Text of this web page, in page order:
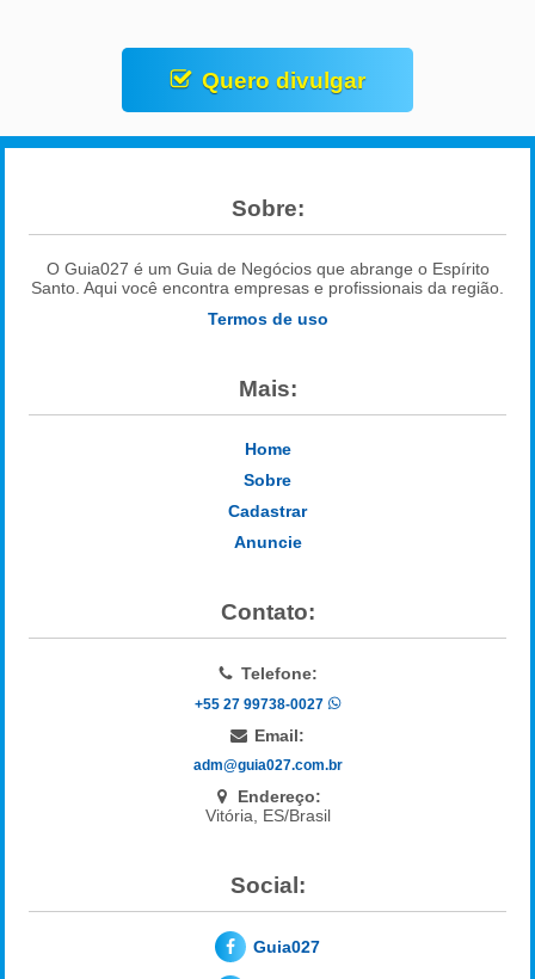
Quero divulgar
Sobre:
O Guia027 é um Guia de Negócios que abrange o Espírito
Santo. Aqui você encontra empresas e profissionais da região.
Termos de uso
Mais:
Home
Sobre
Cadastrar
Anuncie
Contato:
Telefone:
+55 27 99738-0027
Email:
adm@guia027.com.br
Endereço:
Vitória, ES/Brasil
Social:
Guia027